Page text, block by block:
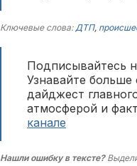
Ключевые слова:ДТП,
Подписывайтесь
Узнавайте
дайджест
атмосферой и
канале
Нашли ошибку в тексте?